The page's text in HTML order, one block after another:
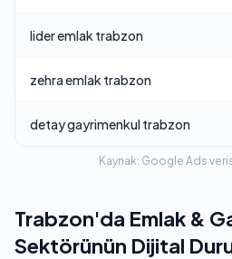
lider emlak trabzon
zehra emlak trabzon
detay gayrimenkul trabzon
Kaynak: Google Ads
Trabzon'da Emlak &
Sektörünün Dijital